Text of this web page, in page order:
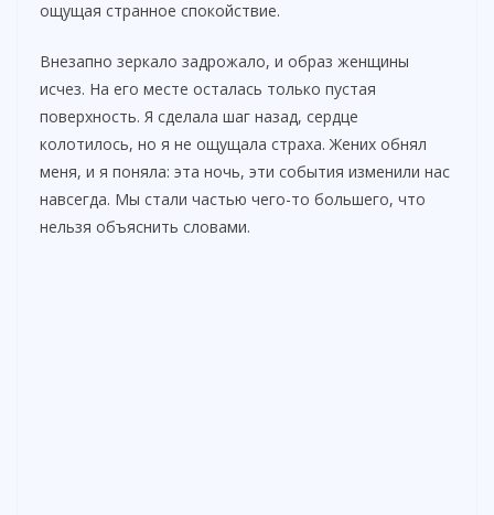
ощущая странное спокойствие.
Внезапно зеркало задрожало, и образ женщины
исчез. На его месте осталась только пустая
поверхность. Я сделала шаг назад, сердце
колотилось, но я не ощущала страха. Жених обнял
меня, и я поняла: эта ночь, эти события изменили нас
навсегда. Мы стали частью чего-то большего, что
нельзя объяснить словами.